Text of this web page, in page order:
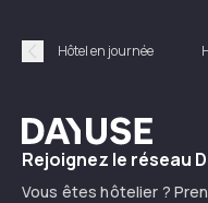
Précédent
Hôtel en journée
Dayuse
Rejoignez le réseau
Vous êtes hôtelier ?